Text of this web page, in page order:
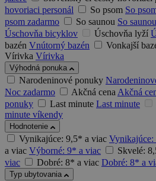
hovoriaci personál
So psom So
psom zadarmo
So saunou So saunou
Úschovňa bicyklov
Úschovňa lyží
bazén Vnútorný bazén Vonkajší
Vírivka Vírivka
Výhodná ponuka
Narodeninové ponuky
Noc zadarmo
Akčná cenaAkčná
ponuky
Last minute Last minute
minute víkendy
Hodnotenie
Vynikajúce: 9,5* a viac
a viac Výborné: 9* a viac Skvelé:
viac
Dobré: 8* a viac Dobré: 8* a
Typ ubytovania